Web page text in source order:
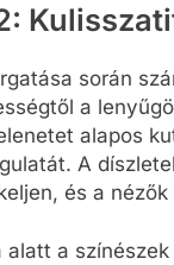
során
a
alapos
A
és a
a